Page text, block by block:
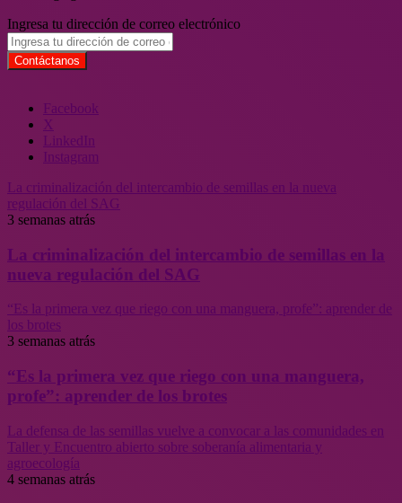
Ingresa tu dirección de correo electrónico
Facebook
X
LinkedIn
Instagram
La criminalización del intercambio de semillas en la nueva
regulación del SAG
3 semanas atrás
La criminalización del intercambio de semillas en la
nueva regulación del SAG
“Es la primera vez que riego con una manguera, profe”: aprender de
los brotes
3 semanas atrás
“Es la primera vez que riego con una manguera,
profe”: aprender de los brotes
La defensa de las semillas vuelve a convocar a las comunidades en
Taller y Encuentro abierto sobre soberanía alimentaria y
agroecología
4 semanas atrás